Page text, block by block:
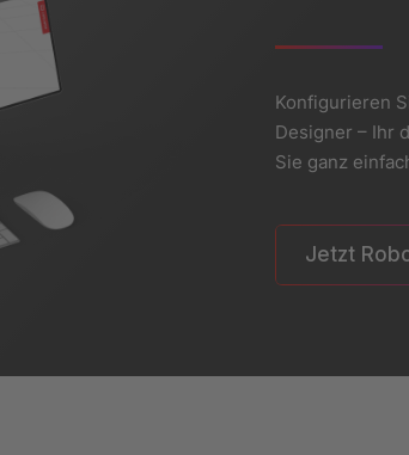
Konfigurieren
Designer – Ihr
Sie ganz
Jetzt